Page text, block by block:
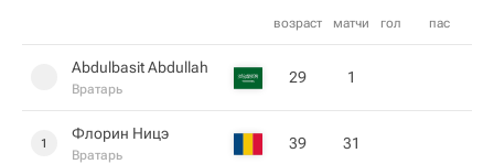
возраст матчи гол пас
Abdulbasit Abdullah
Вратарь
29 1
1
Флорин Ницэ
Вратарь
39 31